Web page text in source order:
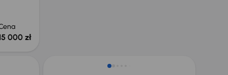
000 zł